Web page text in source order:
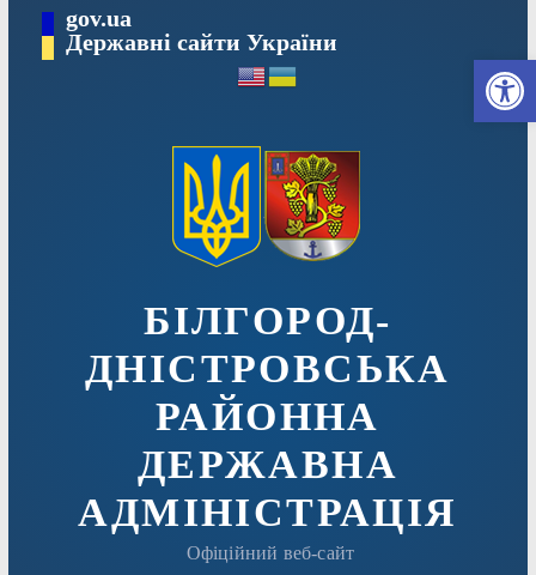
вмісту
gov.ua
Державні сайти України
БІЛГОРОД-
ДНІСТРОВСЬКА
РАЙОННА
ДЕРЖАВНА
АДМІНІСТРАЦІЯ
Офіційний веб-сайт